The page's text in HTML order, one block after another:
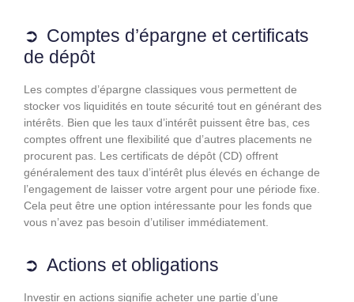
Comptes d’épargne et certificats
de dépôt
Les comptes d’épargne classiques vous permettent de
stocker vos liquidités en toute sécurité tout en générant des
intérêts. Bien que les taux d’intérêt puissent être bas, ces
comptes offrent une flexibilité que d’autres placements ne
procurent pas. Les certificats de dépôt (CD) offrent
généralement des taux d’intérêt plus élevés en échange de
l’engagement de laisser votre argent pour une période fixe.
Cela peut être une option intéressante pour les fonds que
vous n’avez pas besoin d’utiliser immédiatement.
Actions et obligations
Investir en actions signifie acheter une partie d’une